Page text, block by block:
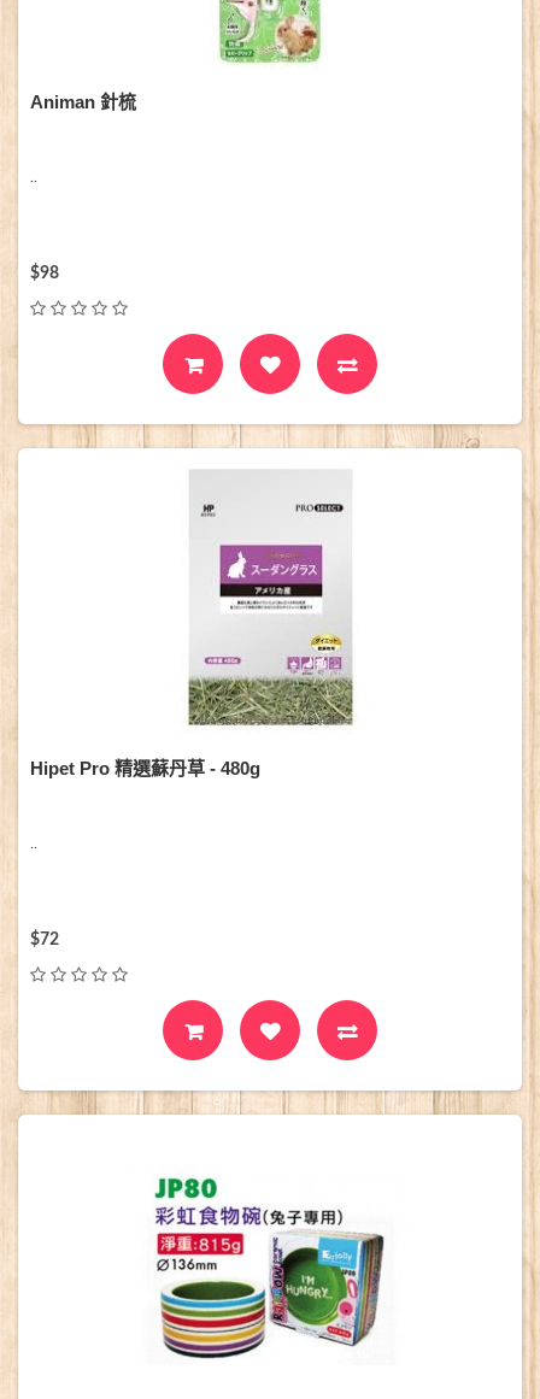
Animan 針梳
$98
Hipet Pro 精選蘇丹草 - 480g
$72